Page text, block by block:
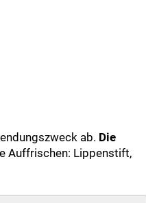
ab. Die
Auffrischen: Lippenstift,